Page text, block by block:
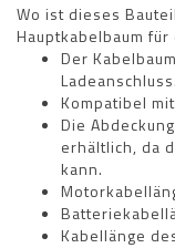
Wo ist dieses
Hauptkabelbaum für
Der
Ladeanschluss.
Kompatibel
Die
erhältlich, da
kann.
Kabellänge